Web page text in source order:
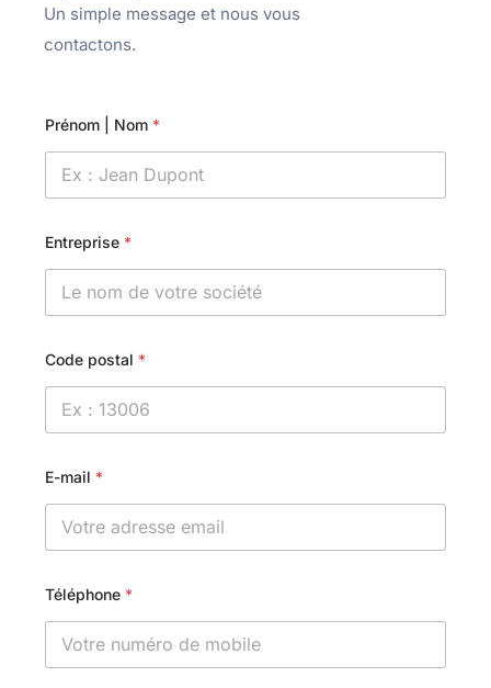
Un simple message et nous vous
contactons.
Prénom | Nom *
Entreprise *
Code postal *
E-mail *
Téléphone *